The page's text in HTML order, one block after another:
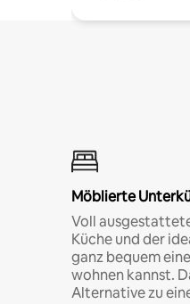
Möblierte
Voll
Küche und der
ganz bequem
wohnen kannst.
Alternative zu